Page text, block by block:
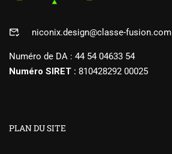
BLACKMAGIC
niconix.design@classe-fusion.com
Numéro de DA : 44 54 04633 54
Numéro SIRET : 810428292 00025
PLAN DU SITE